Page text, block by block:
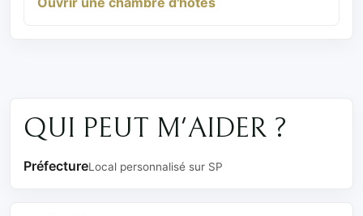
QUI PEUT M'AIDER ?
PréfectureLocal personnalisé sur SP